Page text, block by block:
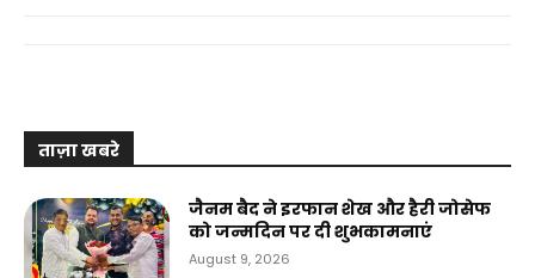
ताज़ा खबरे
जैनम बैद ने इरफान शेख और हैरी जोसेफ
को जन्मदिन पर दी शुभकामनाएं
August 9, 2026